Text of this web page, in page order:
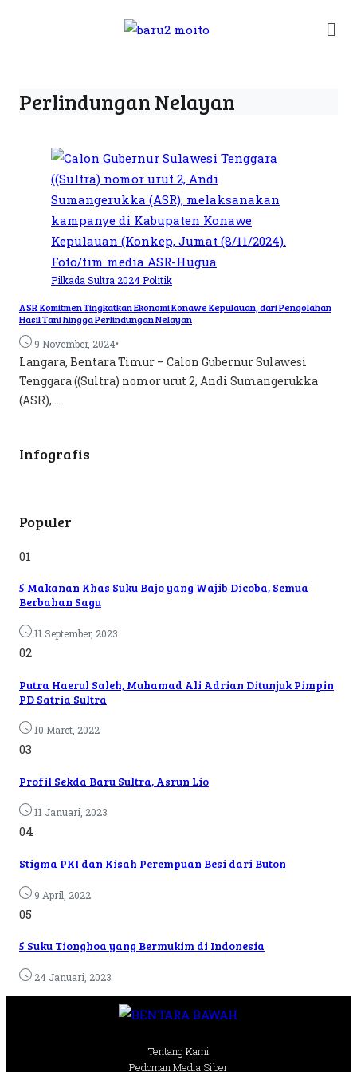
Perlindungan Nelayan
Pilkada Sultra 2024Politik
ASR Komitmen Tingkatkan Ekonomi Konawe Kepulauan, dari Pengolahan
Hasil Tani hingga Perlindungan Nelayan
9 November, 2024•
Langara, Bentara Timur – Calon Gubernur Sulawesi
Tenggara ((Sultra) nomor urut 2, Andi Sumangerukka
(ASR),...
Infografis
Populer
01
5 Makanan Khas Suku Bajo yang Wajib Dicoba, Semua
Berbahan Sagu
11 September, 2023
02
Putra Haerul Saleh, Muhamad Ali Adrian Ditunjuk Pimpin
PD Satria Sultra
10 Maret, 2022
03
Profil Sekda Baru Sultra, Asrun Lio
11 Januari, 2023
04
Stigma PKI dan Kisah Perempuan Besi dari Buton
9 April, 2022
05
5 Suku Tionghoa yang Bermukim di Indonesia
24 Januari, 2023
Tentang Kami
Pedoman Media Siber